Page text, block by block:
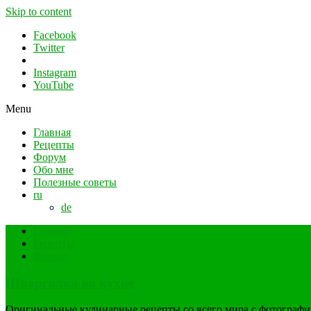
Skip to content
Facebook
Twitter
Instagram
YouTube
Menu
Главная
Рецепты
Форум
Обо мне
Полезные советы
ru
de